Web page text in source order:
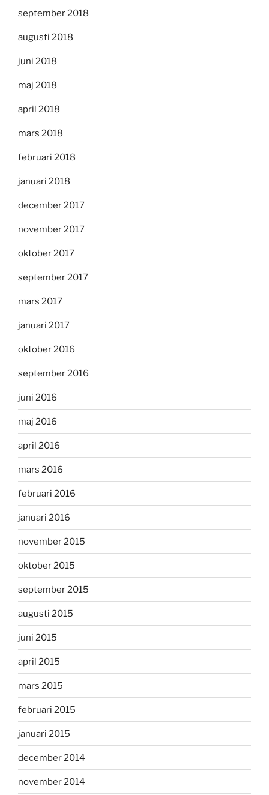
september 2018
augusti 2018
juni 2018
maj 2018
april 2018
mars 2018
februari 2018
januari 2018
december 2017
november 2017
oktober 2017
september 2017
mars 2017
januari 2017
oktober 2016
september 2016
juni 2016
maj 2016
april 2016
mars 2016
februari 2016
januari 2016
november 2015
oktober 2015
september 2015
augusti 2015
juni 2015
april 2015
mars 2015
februari 2015
januari 2015
december 2014
november 2014